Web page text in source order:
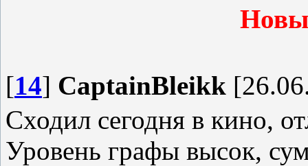
[14] CaptainBleikk
Сходил сегодня в кино,
Уровень графы высок,